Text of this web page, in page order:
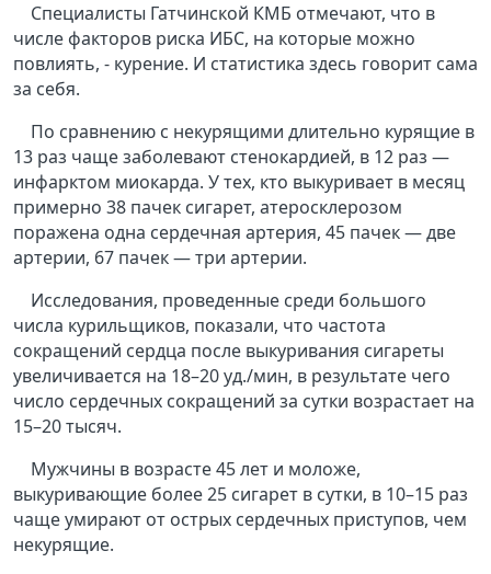
Специалисты Гатчинской КМБ отмечают, что в
числе факторов риска ИБС, на которые можно
повлиять, - курение. И статистика здесь говорит сама
за себя.
По сравнению с некурящими длительно курящие в
13 раз чаще заболевают стенокардией, в 12 раз —
инфарктом миокарда. У тех, кто выкуривает в месяц
примерно 38 пачек сигарет, атеросклерозом
поражена одна сердечная артерия, 45 пачек — две
артерии, 67 пачек — три артерии.
Исследования, проведенные среди большого
числа курильщиков, показали, что частота
сокращений сердца после выкуривания сигареты
увеличивается на 18–20 уд./мин, в результате чего
число сердечных сокращений за сутки возрастает на
15–20 тысяч.
Мужчины в возрасте 45 лет и моложе,
выкуривающие более 25 сигарет в сутки, в 10–15 раз
чаще умирают от острых сердечных приступов, чем
некурящие.